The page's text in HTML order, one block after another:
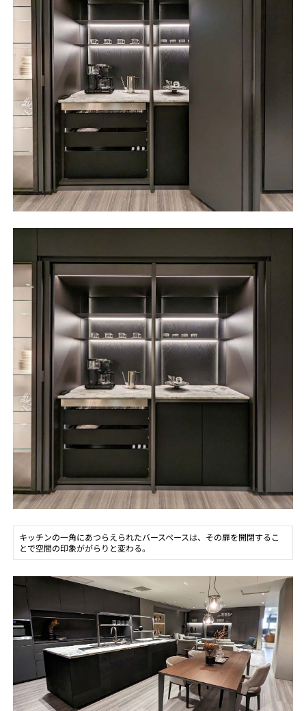
キッチンの一角にあつらえられたバースペースは、その扉を開閉するこ
とで空間の印象ががらりと変わる。